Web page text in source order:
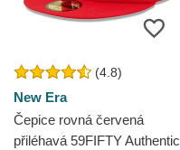
(4.8)
New Era
Čepice rovná červená
přiléhavá 59FIFTY Authentic